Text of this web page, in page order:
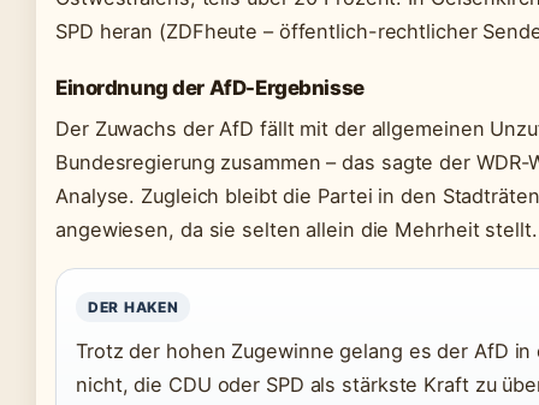
SPD heran (ZDFheute – öffentlich-rechtlicher
Einordnung der AfD-Ergebnisse
Der Zuwachs der AfD fällt mit der allgemeinen
Bundesregierung zusammen – das sagte der
Analyse. Zugleich bleibt die Partei in den
angewiesen, da sie selten allein die Mehrheit stellt.
DER HAKEN
Trotz der hohen Zugewinne gelang es der AfD
nicht, die CDU oder SPD als stärkste Kraft zu